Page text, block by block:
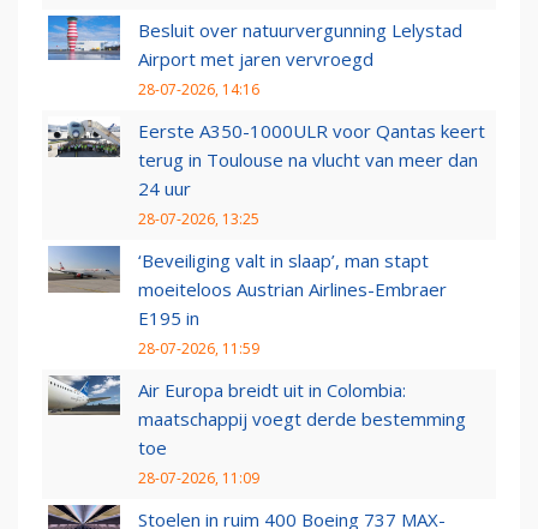
Besluit over natuurvergunning Lelystad
Airport met jaren vervroegd
28-07-2026, 14:16
Eerste A350-1000ULR voor Qantas keert
terug in Toulouse na vlucht van meer dan
24 uur
28-07-2026, 13:25
‘Beveiliging valt in slaap’, man stapt
moeiteloos Austrian Airlines-Embraer
E195 in
28-07-2026, 11:59
Air Europa breidt uit in Colombia:
maatschappij voegt derde bestemming
toe
28-07-2026, 11:09
Stoelen in ruim 400 Boeing 737 MAX-